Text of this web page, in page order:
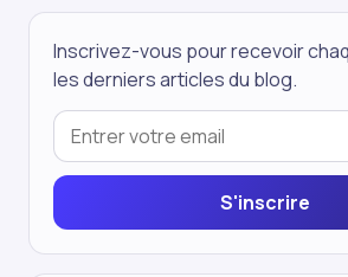
Inscrivez-vous pour recevoir
les derniers articles du blog.
S'inscrire